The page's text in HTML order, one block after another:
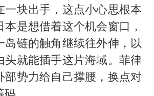
一块出手，这点小心思根本
是想借着这个机会窗口，
岛链的触角继续往外伸，以
头就能插手这片海域。菲律
部势力给自己撑腰，换点对